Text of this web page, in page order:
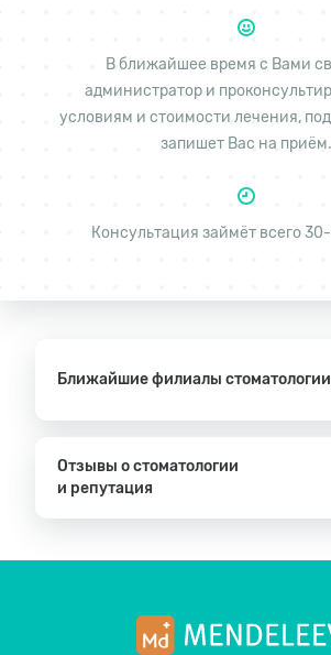
В ближайшее время с Вами
администратор и
условиям и стоимости лечения,
запишет Вас на приём.
Консультация займёт всего
Ближайшие филиалы стоматологии
Отзывы о стоматологии
и репутация